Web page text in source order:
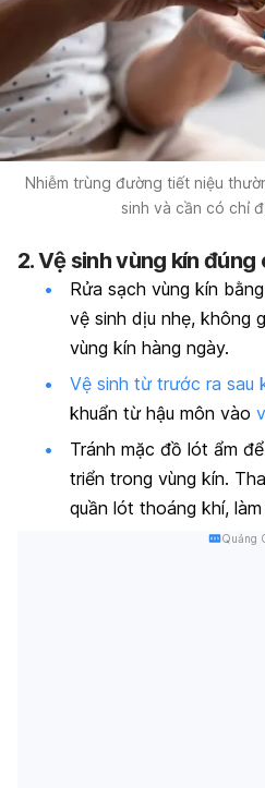
Nhiễm trùng đường tiết niệu
sinh và cần có chỉ
2. Vệ sinh vùng kín đúng
Rửa sạch vùng kín
vệ sinh dịu nhẹ, không
vùng kín hàng ngày.
Vệ sinh từ trước ra sau
khuẩn từ hậu môn vào
Tránh mặc đồ lót ẩm
triển trong vùng kín.
quần lót thoáng khí,
Quảng